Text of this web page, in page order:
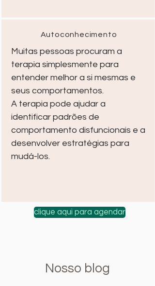
Autoconhecimento
Muitas pessoas procuram a
terapia simplesmente para
entender melhor a si mesmas e
seus comportamentos.
A terapia pode ajudar a
identificar padrões de
comportamento disfuncionais e a
desenvolver estratégias para
mudá-los.
clique aqui para agendar
Nosso blog